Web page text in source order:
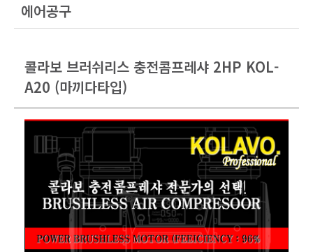
에어공구
콜라보 브러쉬리스 충전콤프레샤 2HP KOL-
A20 (마끼다타입)